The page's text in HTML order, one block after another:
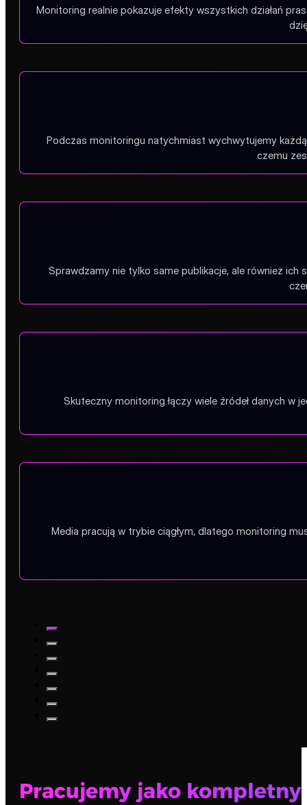
Monitoring realnie pokazuje efekty wszystkich działań
Podczas monitoringu natychmiast wychwytujemy
czemu
Sprawdzamy nie tylko same publikacje, ale również
Skuteczny monitoring łączy wiele źródeł danych
Media pracują w trybie ciągłym, dlatego monitoring
Pracujemy jako